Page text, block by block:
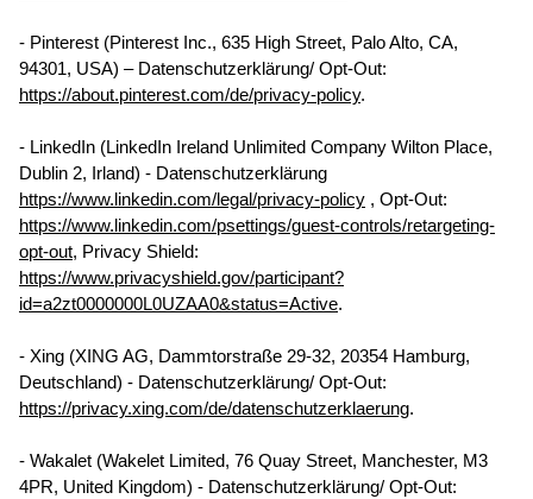
- Pinterest (Pinterest Inc., 635 High Street, Palo Alto, CA,
94301, USA) – Datenschutzerklärung/ Opt-Out:
https://about.pinterest.com/de/privacy-policy.
- LinkedIn (LinkedIn Ireland Unlimited Company Wilton Place,
Dublin 2, Irland) - Datenschutzerklärung
https://www.linkedin.com/legal/privacy-policy , Opt-Out:
https://www.linkedin.com/psettings/guest-controls/retargeting-
opt-out, Privacy Shield:
https://www.privacyshield.gov/participant?
id=a2zt0000000L0UZAA0&status=Active.
- Xing (XING AG, Dammtorstraße 29-32, 20354 Hamburg,
Deutschland) - Datenschutzerklärung/ Opt-Out:
https://privacy.xing.com/de/datenschutzerklaerung.
- Wakalet (Wakelet Limited, 76 Quay Street, Manchester, M3
4PR, United Kingdom) - Datenschutzerklärung/ Opt-Out: